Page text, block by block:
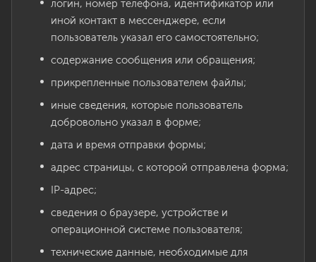
логин, номер телефона, идентификатор или
иной контакт в мессенджере, если
пользователь указал его самостоятельно;
содержание сообщения или обращения;
прикрепленные пользователем файлы;
иные сведения, которые пользователь
добровольно указал в форме;
дата и время отправки формы;
адрес страницы, с которой отправлена форма;
IP-адрес;
сведения о браузере, устройстве и
операционной системе пользователя;
технические данные, необходимые для